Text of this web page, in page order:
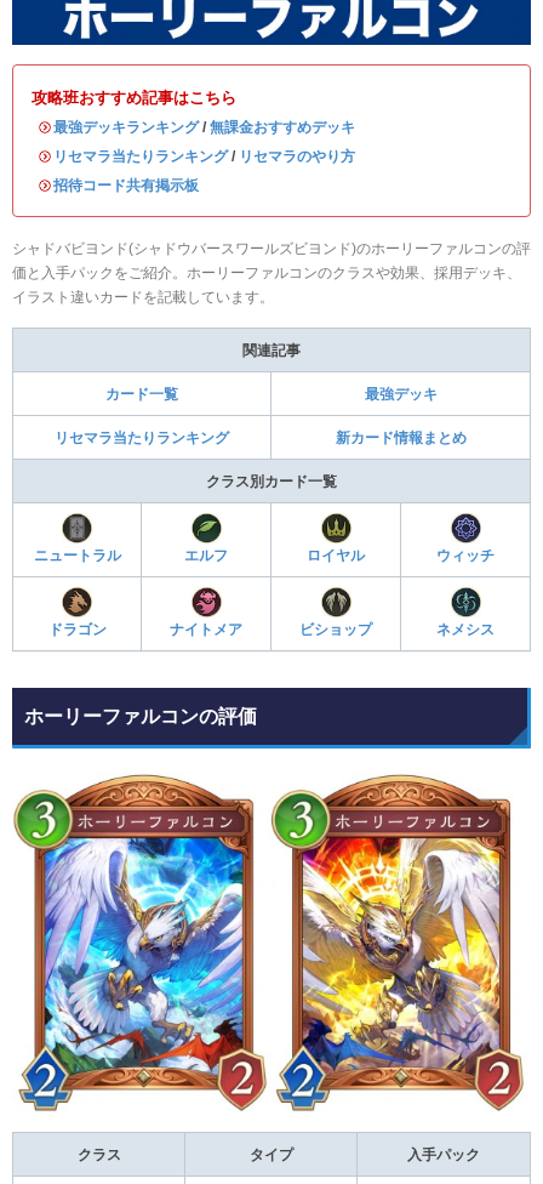
攻略班おすすめ記事はこちら
・最強デッキランキング/ 無課金おすすめデッキ
・ リセマラ当たりランキング/ リセマラのやり方
・招待コード共有掲示板
シャドバビヨンド(シャドウバースワールズビヨンド)のホーリーファルコンの評
価と入手パックをご紹介。ホーリーファルコンのクラスや効果、採用デッキ、
イラスト違いカードを記載しています。
関連記事
カード一覧 最強デッキ
リセマラ当たりランキング 新カード情報まとめ
クラス別カード一覧
ニュートラル エルフ ロイヤル ウィッチ
ドラゴン ナイトメア ビショップ ネメシス
ホーリーファルコンの評価
クラス タイプ 入手パック